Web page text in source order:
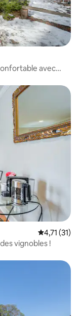
avec
Note
4,71 (31)
vignobles !